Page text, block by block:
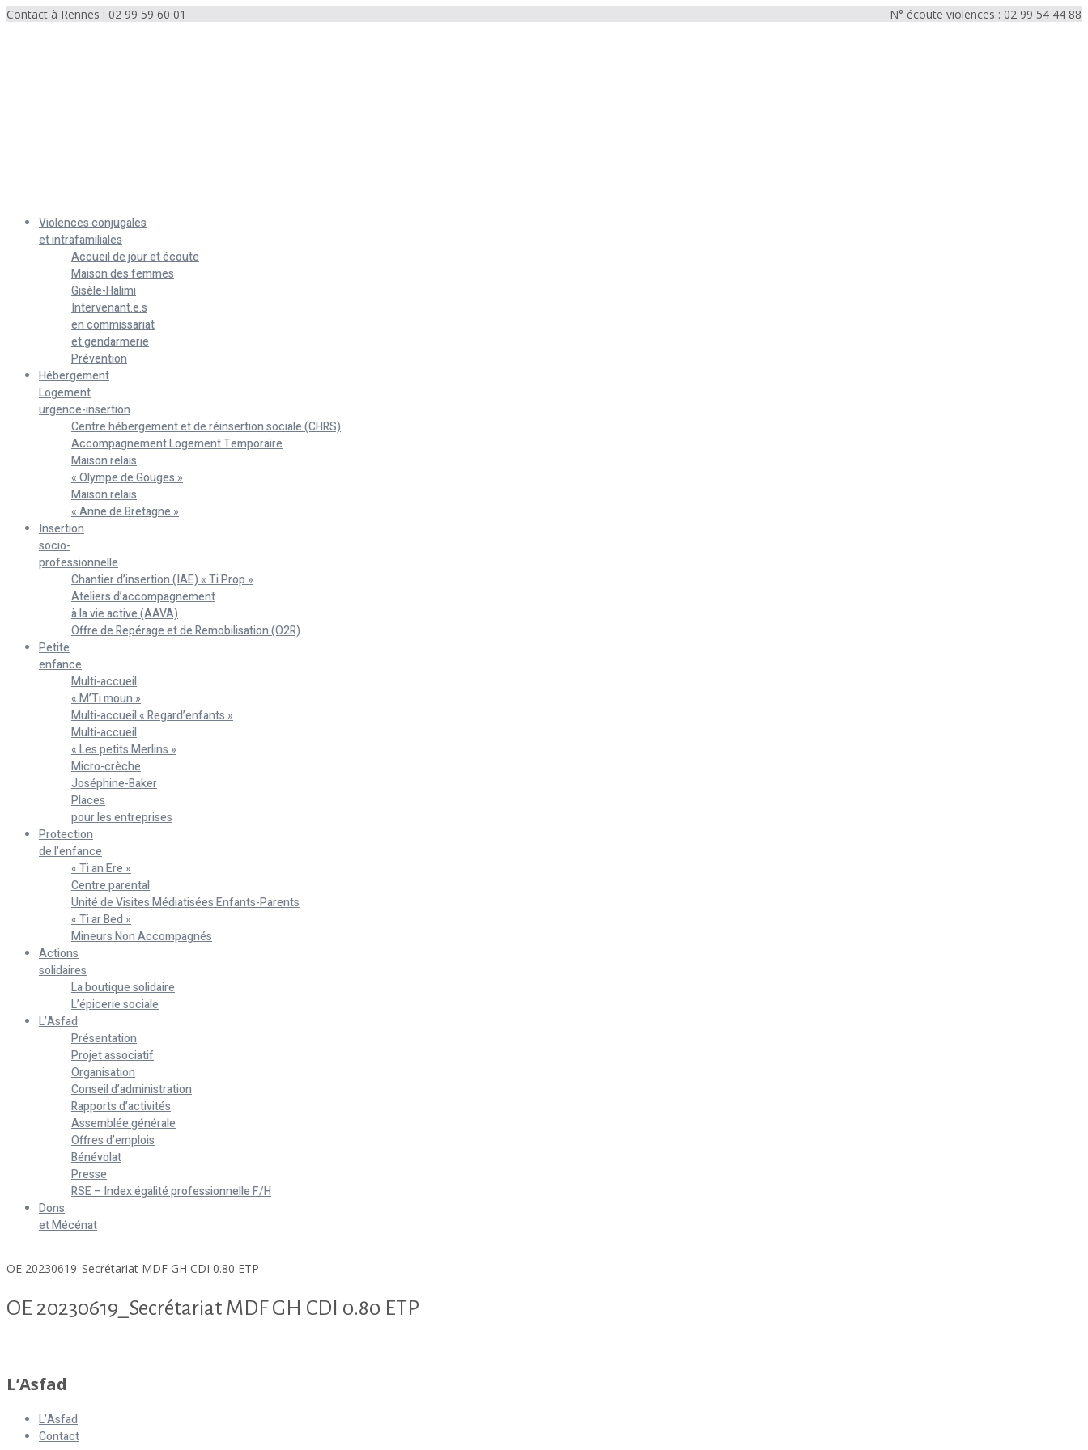
Contact à Rennes : 02 99 59 60 01 N° écoute violences : 02 99 54 44 88
Violences conjugales
et intrafamiliales
Accueil de jour et écoute
Maison des femmes
Gisèle-Halimi
Intervenant.e.s
en commissariat
et gendarmerie
Prévention
Hébergement
Logement
urgence-insertion
Centre hébergement et de réinsertion sociale (CHRS)
Accompagnement Logement Temporaire
Maison relais
« Olympe de Gouges »
Maison relais
« Anne de Bretagne »
Insertion
socio-
professionnelle
Chantier d’insertion (IAE) « Ti Prop »
Ateliers d’accompagnement
à la vie active (AAVA)
Offre de Repérage et de Remobilisation (O2R)
Petite
enfance
Multi-accueil
« M’Ti moun »
Multi-accueil « Regard’enfants »
Multi-accueil
« Les petits Merlins »
Micro-crèche
Joséphine-Baker
Places
pour les entreprises
Protection
de l’enfance
« Ti an Ere »
Centre parental
Unité de Visites Médiatisées Enfants-Parents
« Ti ar Bed »
Mineurs Non Accompagnés
Actions
solidaires
La boutique solidaire
L’épicerie sociale
L’Asfad
Présentation
Projet associatif
Organisation
Conseil d’administration
Rapports d’activités
Assemblée générale
Offres d’emplois
Bénévolat
Presse
RSE – Index égalité professionnelle F/H
Dons
et Mécénat
OE 20230619_Secrétariat MDF GH CDI 0.80 ETP
OE 20230619_Secrétariat MDF GH CDI 0.80 ETP
L’Asfad
L’Asfad
Contact